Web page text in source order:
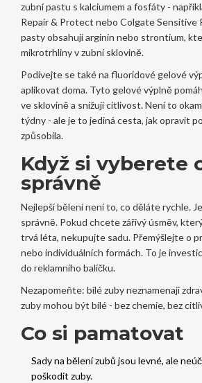
zubní pastu s kalciumem a fosfáty -
Repair & Protect nebo Colgate Sensitive
pasty obsahují arginin nebo strontium,
mikrotrhliny v zubní sklovině.
Podívejte se také na fluoridové gelové
aplikovat doma. Tyto gelové výplně
ve sklovině a snižují citlivost. Není to
týdny - ale je to jediná cesta, jak opravit
způsobila.
Když si vyberete
správně
Nejlepší bělení není to, co děláte rychle.
správně. Pokud chcete zářivý úsměv,
trvá léta, nekupujte sadu. Přemýšlejte o
nebo individuálních formách. To je
do reklamního balíčku.
Nezapomeňte: bílé zuby neznamenají
zuby mohou být bílé - bez chemie, bez
Co si pamatovat
Sady na bělení zubů jsou levné, ale
poškodit zuby.